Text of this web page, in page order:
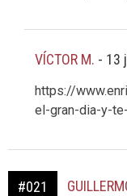
VÍCTOR M. - 13
https://
el-gran-dia-y-
#021